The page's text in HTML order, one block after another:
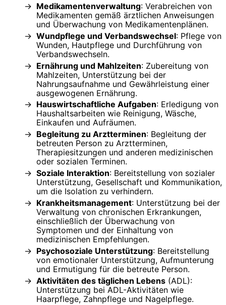
Medikamentenverwaltung: Verabreichen von
Medikamenten gemäß ärztlichen Anweisungen
und Überwachung von Medikamentenplänen.
Wundpflege und Verbandswechsel: Pflege von
Wunden, Hautpflege und Durchführung von
Verbandswechseln.
Ernährung und Mahlzeiten: Zubereitung von
Mahlzeiten, Unterstützung bei der
Nahrungsaufnahme und Gewährleistung einer
ausgewogenen Ernährung.
Hauswirtschaftliche Aufgaben: Erledigung von
Haushaltsarbeiten wie Reinigung, Wäsche,
Einkaufen und Aufräumen.
Begleitung zu Arztterminen: Begleitung der
betreuten Person zu Arztterminen,
Therapiesitzungen und anderen medizinischen
oder sozialen Terminen.
Soziale Interaktion: Bereitstellung von sozialer
Unterstützung, Gesellschaft und Kommunikation,
um die Isolation zu verhindern.
Krankheitsmanagement: Unterstützung bei der
Verwaltung von chronischen Erkrankungen,
einschließlich der Überwachung von
Symptomen und der Einhaltung von
medizinischen Empfehlungen.
Psychosoziale Unterstützung: Bereitstellung
von emotionaler Unterstützung, Aufmunterung
und Ermutigung für die betreute Person.
Aktivitäten des täglichen Lebens (ADL):
Unterstützung bei ADL-Aktivitäten wie
Haarpflege, Zahnpflege und Nagelpflege.